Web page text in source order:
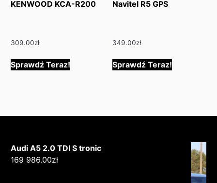
KENWOOD KCA-R200
309.00zł
Sprawdź Teraz!
Navitel R5 GPS
349.00zł
Sprawdź Teraz!
Audi A5 2.0 TDI S tronic
169 986.00zł